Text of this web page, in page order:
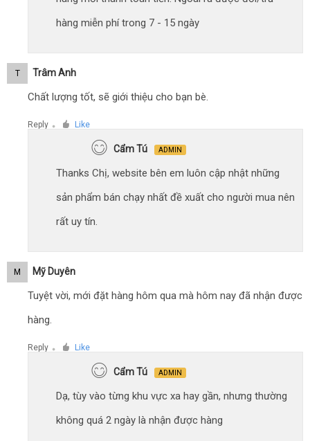
hàng miễn phí trong 7 - 15 ngày
T Trâm Anh
Chất lượng tốt, sẽ giới thiệu cho bạn bè.
Reply ● Like
Cẩm Tú ADMIN
Thanks Chị, website bên em luôn cập nhật những
sản phẩm bán chạy nhất đề xuất cho người mua nên
rất uy tín.
M Mỹ Duyên
Tuyệt vời, mới đặt hàng hôm qua mà hôm nay đã nhận được
hàng.
Reply ● Like
Cẩm Tú ADMIN
Dạ, tùy vào từng khu vực xa hay gần, nhưng thường
không quá 2 ngày là nhận được hàng